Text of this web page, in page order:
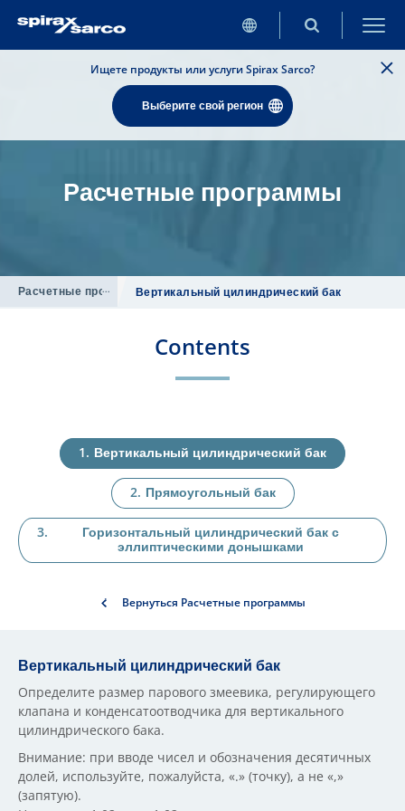
Ищете продукты или услуги Spirax Sarco?
Выберите свой регион
Расчетные программы
Расчетные программы /
Вертикальный цилиндрический бак
Contents
Вертикальный цилиндрический бак
Прямоугольный бак
Горизонтальный цилиндрический бак с
эллиптическими донышками
Вернуться Расчетные программы
Вертикальный цилиндрический бак
Определите размер парового змеевика, регулирующего
клапана и конденсатоотводчика для вертикального
цилиндрического бака.
Внимание: при вводе чисел и обозначения десятичных
долей, используйте, пожалуйста, «.» (точку), а не «,»
(запятую).